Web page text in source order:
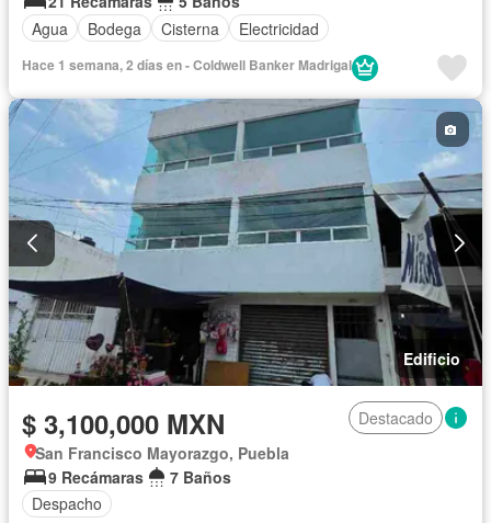
Agua
Bodega Cisterna Electricidad
Hace 1 semana, 2 días en - Coldwell Banker Madrigal
Edificio
$ 3,100,000 MXN
Destacado
San Francisco Mayorazgo, Puebla
9 Recámaras
7 Baños
Despacho